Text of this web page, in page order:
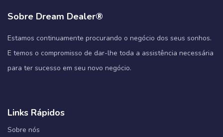
Sobre Dream Dealer®
Estamos continuamente procurando o negócio dos seus sonhos.
E temos o compromisso de dar-lhe toda a assistência necessária
para ter sucesso em seu novo negócio.
Links Rápidos
Sobre nós